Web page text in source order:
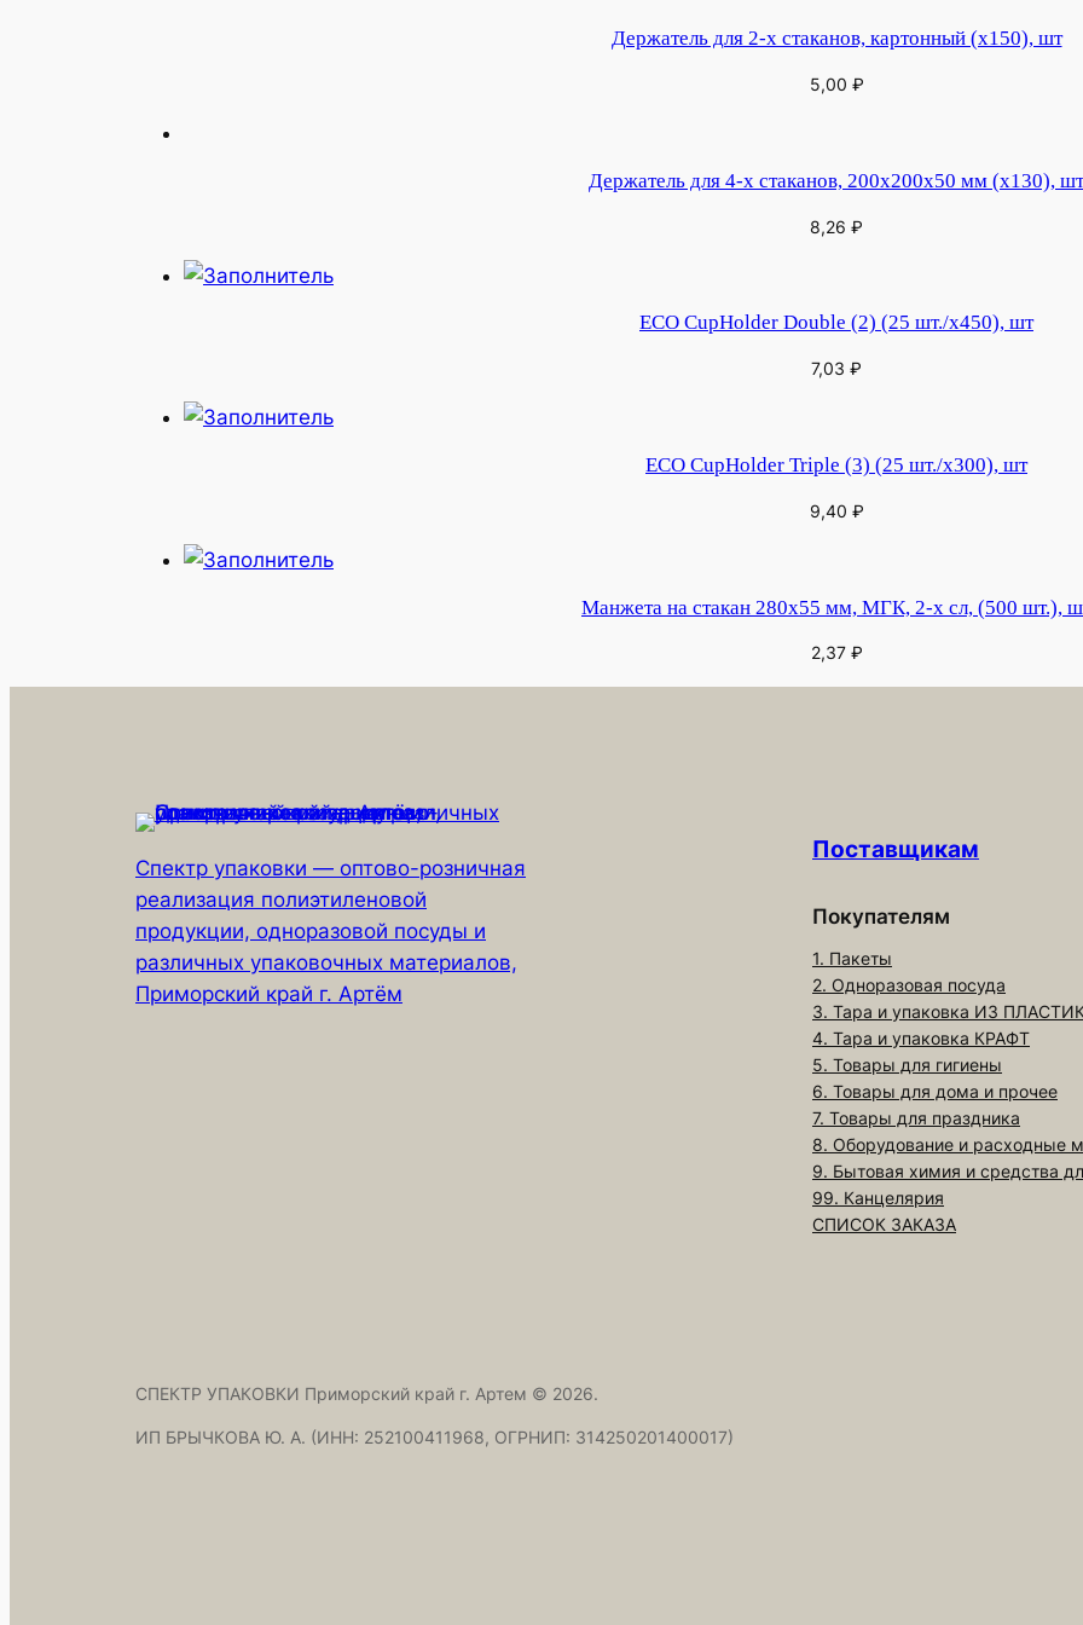
Держатель для 2-х стаканов, картонный (х150), шт
5,00 ₽
Держатель для 4-х стаканов, 200х200х50 мм (х130), шт
8,26 ₽
ЕСО CupHolder Double (2) (25 шт./х450), шт
7,03 ₽
ЕСО CupHolder Triple (3) (25 шт./х300), шт
9,40 ₽
Манжета на стакан 280х55 мм, МГК, 2-х сл, (500 шт.),
2,37 ₽
Спектр упаковки — оптово-розничная
реализация полиэтиленовой
продукции, одноразовой посуды и
различных упаковочных материалов,
Приморский край г. Артём
Поставщикам
Покупателям
1. Пакеты
2. Одноразовая посуда
3. Тара и упаковка ИЗ
4. Тара и упаковка КРАФТ
5. Товары для гигиены
6. Товары для дома и прочее
7. Товары для праздника
8. Оборудование и расходные
9. Бытовая химия и средства
99. Канцелярия
СПИСОК ЗАКАЗА
СПЕКТР УПАКОВКИ Приморский край г. Артем © 2026.
ИП БРЫЧКОВА Ю. А. (ИНН: 252100411968, ОГРНИП: 314250201400017)